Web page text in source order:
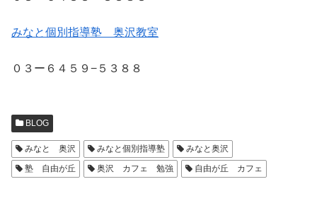
みなと個別指導塾 奥沢教室
０３ー６４５９−５３８８
BLOG
みなと 奥沢 みなと個別指導塾
みなと奥沢
塾 自由が丘
奥沢 カフェ 勉強 自由が丘 カフェ